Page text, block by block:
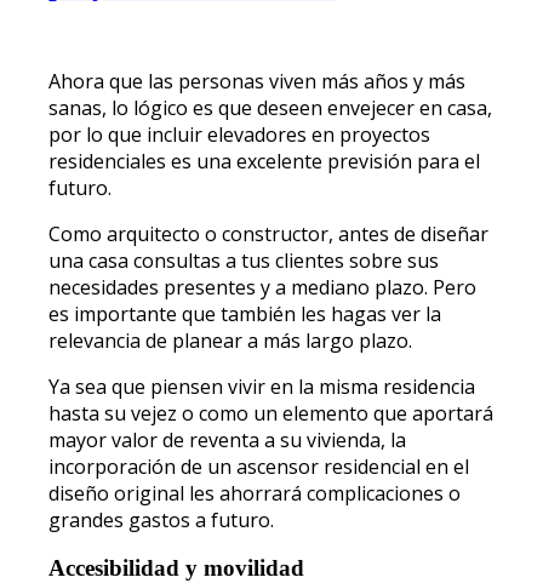
Ahora que las personas viven más años y más
sanas, lo lógico es que deseen envejecer en casa,
por lo que incluir elevadores en proyectos
residenciales es una excelente previsión para el
futuro.
Como arquitecto o constructor, antes de diseñar
una casa consultas a tus clientes sobre sus
necesidades presentes y a mediano plazo. Pero
es importante que también les hagas ver la
relevancia de planear a más largo plazo.
Ya sea que piensen vivir en la misma residencia
hasta su vejez o como un elemento que aportará
mayor valor de reventa a su vivienda, la
incorporación de un ascensor residencial en el
diseño original les ahorrará complicaciones o
grandes gastos a futuro.
Accesibilidad y movilidad